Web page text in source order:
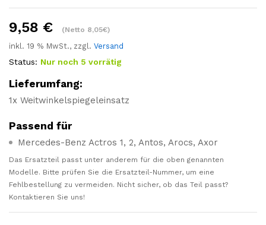
9,58 € (Netto 8,05€)
inkl. 19 % MwSt., zzgl. Versand
Status: Nur noch 5 vorrätig
Lieferumfang:
1x Weitwinkelspiegeleinsatz
Passend für
Mercedes-Benz Actros 1, 2, Antos, Arocs, Axor
Das Ersatzteil passt unter anderem für die oben genannten
Modelle. Bitte prüfen Sie die Ersatzteil-Nummer, um eine
Fehlbestellung zu vermeiden. Nicht sicher, ob das Teil passt?
Kontaktieren Sie uns!